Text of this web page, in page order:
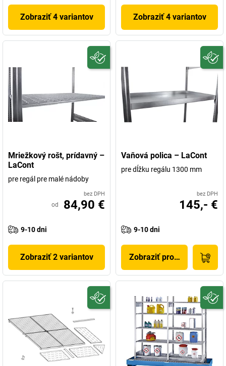
Zobraziť 4 variantov Zobraziť 4 variantov
Mriežkový rošt, prídavný –
LaCont
pre regál pre malé nádoby
bez DPH
od 84,90 €
9-10 dni
Zobraziť 2 variantov
Vaňová polica – LaCont
pre dĺžku regálu 1300 mm
bez DPH
145,- €
9-10 dni
Zobraziť produkt